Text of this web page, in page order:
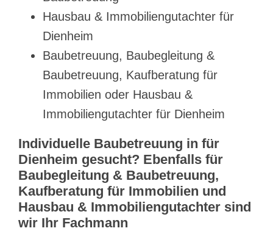
Hausbau & Immobiliengutachter für
Dienheim
Baubetreuung, Baubegleitung &
Baubetreuung, Kaufberatung für
Immobilien oder Hausbau &
Immobiliengutachter für Dienheim
Individuelle Baubetreuung in für
Dienheim gesucht? Ebenfalls für
Baubegleitung & Baubetreuung,
Kaufberatung für Immobilien und
Hausbau & Immobiliengutachter sind
wir Ihr Fachmann